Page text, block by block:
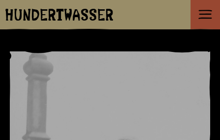
HUNDERTWASSER